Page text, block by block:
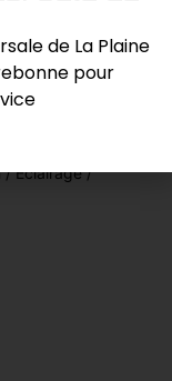
/ Éclairage /
de La Plaine
pour